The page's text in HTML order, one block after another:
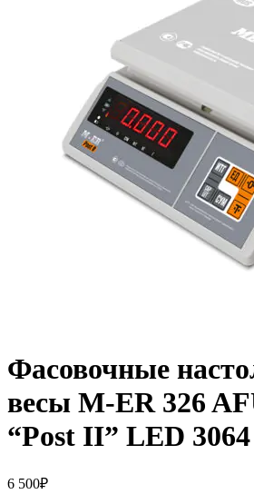
Фасовочные
весы M-ER 326
“Post II” LED 3064
6 500₽